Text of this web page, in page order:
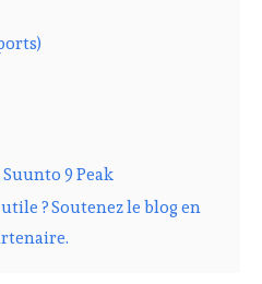
9 Peak
? Soutenez le blog en